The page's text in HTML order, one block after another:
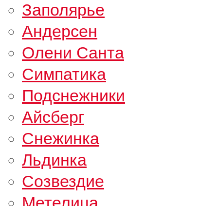
Заполярье
Андерсен
Олени Санта
Симпатика
Подснежники
Айсберг
Снежинка
Льдинка
Созвездие